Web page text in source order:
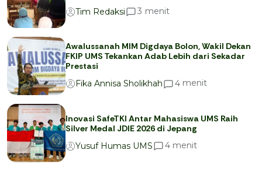
Tim Redaksi
3 menit
Awalussanah MIM Digdaya Bolon, Wakil Dekan
FKIP UMS Tekankan Adab Lebih dari Sekadar
Prestasi
Fika Annisa Sholikhah
4 menit
Inovasi SafeTKI Antar Mahasiswa UMS Raih
Silver Medal JDIE 2026 di Jepang
Yusuf Humas UMS
4 menit